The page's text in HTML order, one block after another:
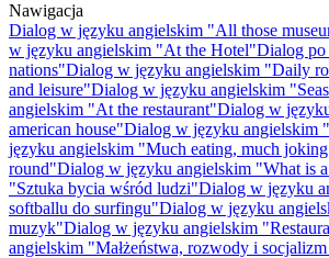
Nawigacja
Dialog w języku angielskim "All those
w języku angielskim "At the Hotel"Dialog
nations"Dialog w języku angielskim "Daily
and leisure"Dialog w języku angielskim
angielskim "At the restaurant"Dialog w
american house"Dialog w języku angielskim
języku angielskim "Much eating, much
round"Dialog w języku angielskim "What is
"Sztuka bycia wśród ludzi"Dialog w języku
softballu do surfingu"Dialog w języku
muzyk"Dialog w języku angielskim
angielskim "Małżeństwa, rozwody i